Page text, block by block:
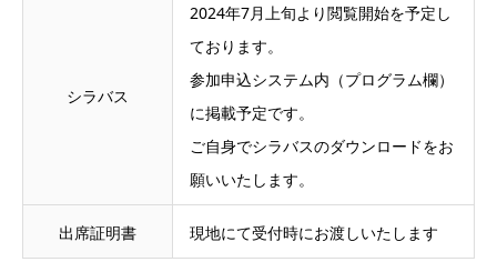
シラバス
2024年7月上旬より閲覧開始を予定し
ております。
参加申込システム内（プログラム欄）
に掲載予定です。
ご自身でシラバスのダウンロードをお
願いいたします。
出席証明書 現地にて受付時にお渡しいたします